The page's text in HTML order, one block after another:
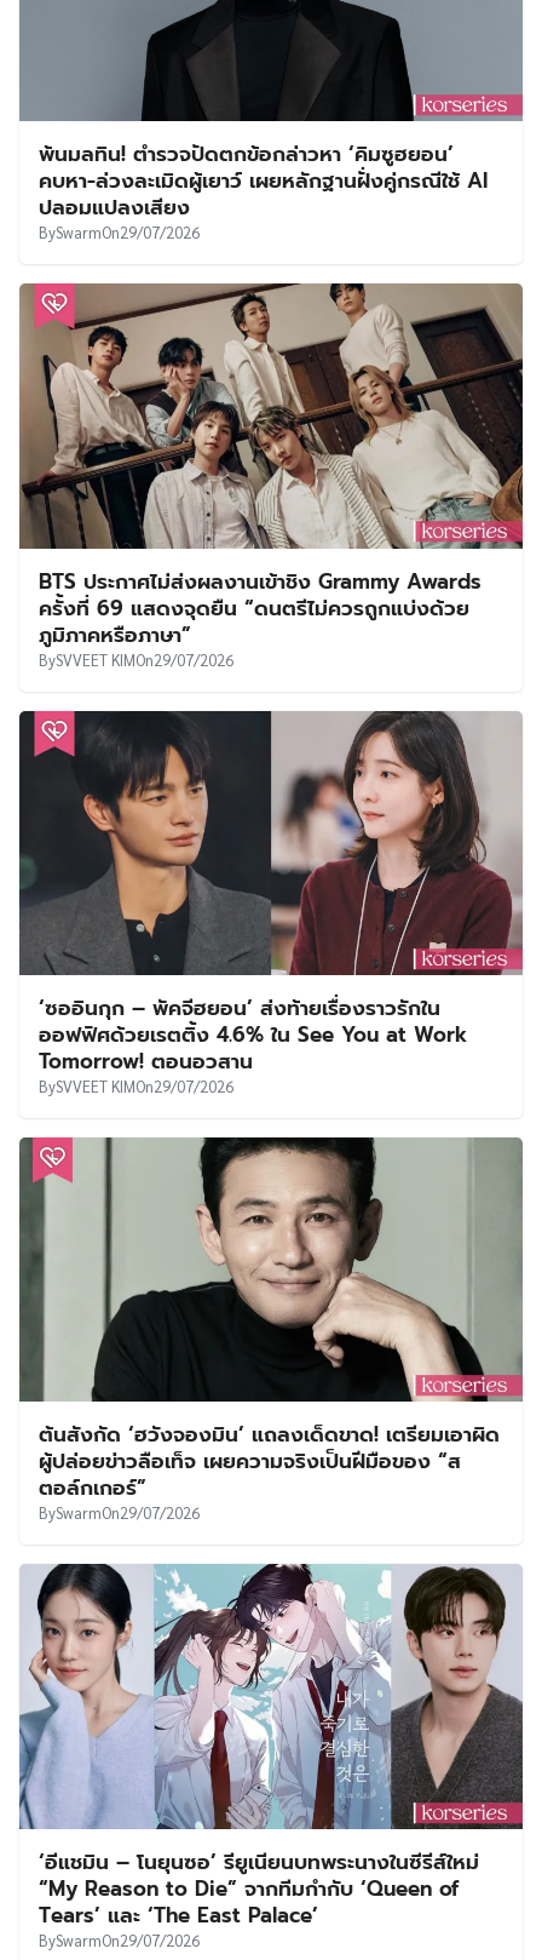
พ้นมลทิน! ตำรวจปัดตกข้อกล่าวหา ‘คิมซูฮยอน’
คบหา-ล่วงละเมิดผู้เยาว์ เผยหลักฐานฝั่งคู่กรณีใช้ AI
ปลอมแปลงเสียง
BySwarmOn29/07/2026
BTS ประกาศไม่ส่งผลงานเข้าชิง Grammy Awards
ครั้งที่ 69 แสดงจุดยืน “ดนตรีไม่ควรถูกแบ่งด้วย
ภูมิภาคหรือภาษา”
BySVVEET KIMOn29/07/2026
‘ซออินกุก – พัคจีฮยอน’ ส่งท้ายเรื่องราวรักใน
ออฟฟิศด้วยเรตติ้ง 4.6% ใน See You at Work
Tomorrow! ตอนอวสาน
BySVVEET KIMOn29/07/2026
ต้นสังกัด ‘ฮวังจองมิน’ แถลงเด็ดขาด! เตรียมเอาผิด
ผู้ปล่อยข่าวลือเท็จ เผยความจริงเป็นฝีมือของ “ส
ตอล์กเกอร์”
BySwarmOn29/07/2026
‘อีแชมิน – โนยุนซอ’ รียูเนียนบทพระนางในซีรีส์ใหม่
“My Reason to Die” จากทีมกำกับ ‘Queen of
Tears’ และ ‘The East Palace’
BySwarmOn29/07/2026